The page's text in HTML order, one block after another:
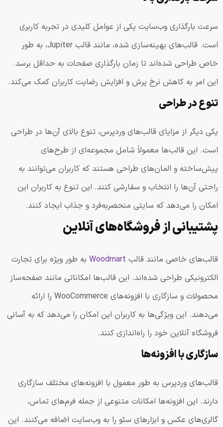
سرعت بارگذاری وب‌سایت یکی از عوامل کلیدی در تجربه کاربری
است. قالب‌های بهینه‌سازی شده، مانند قالب Jupiter، به طور
خاص طراحی شده‌اند تا زمان بارگذاری صفحات به حداقل برسد.
این امر به کاهش نرخ پرش و افزایش رضایت کاربران کمک می‌کند.
تنوع در طراحی
یکی دیگر از مزایای قالب‌های وردپرس، تنوع بالای آن‌ها در طراحی
است. این قالب‌ها معمولاً شامل مجموعه‌ای از طرح‌های
پیش‌ساخته و المان‌های طراحی هستند که کاربران می‌توانند به
راحتی آن‌ها را انتخاب و سفارشی کنند. این تنوع به کاربران این
امکان را می‌دهد که سایتی منحصربه‌فرد و جذاب ایجاد کنند.
پشتیبانی از فروشگاه‌های آنلاین
قالب‌های خاصی مانند قالب Woodmart به طور ویژه برای تجارت
الکترونیکی طراحی شده‌اند. این قالب‌ها امکاناتی مانند صفحه‌ساز
محصولات و سازگاری با افزونه‌های WooCommerce را ارائه
می‌دهند. این ویژگی‌ها به کاربران این امکان را می‌دهد که به آسانی
فروشگاه آنلاین خود را راه‌اندازی کنند.
سازگاری با افزونه‌ها
قالب‌های وردپرس به طور معمول با افزونه‌های مختلف سازگاری
دارند. این افزونه‌ها امکانات متنوعی از جمله فرم‌های تماس،
گالری‌های عکس و ابزارهای سئو را به وب‌سایت اضافه می‌کنند. این